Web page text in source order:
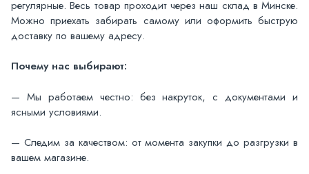
регулярные. Весь товар проходит через наш склад в Минске.
Можно приехать забирать самому или оформить быструю
доставку по вашему адресу.
Почему нас выбирают:
— Мы работаем честно: без накруток, с документами и
ясными условиями.
— Следим за качеством: от момента закупки до разгрузки в
вашем магазине.